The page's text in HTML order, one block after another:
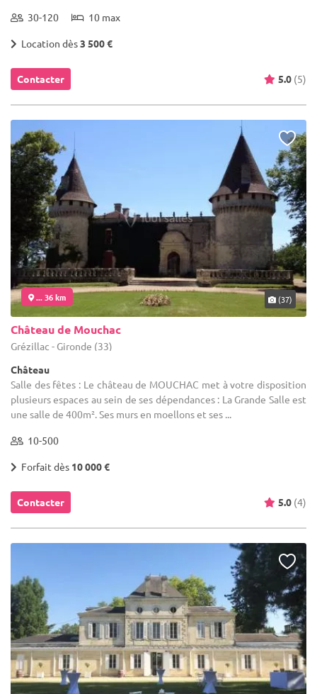
30-120 10 max
Location dès3 500 €
Contacter 5.0 (5)
... 36 km (37)
Château de Mouchac
Grézillac - Gironde (33)
Château
Salle des fêtes : Le château de MOUCHAC met à votre disposition
plusieurs espaces au sein de ses dépendances : La Grande Salle est
une salle de 400m². Ses murs en moellons et ses ...
10-500
Forfait dès 10 000 €
Contacter 5.0 (4)